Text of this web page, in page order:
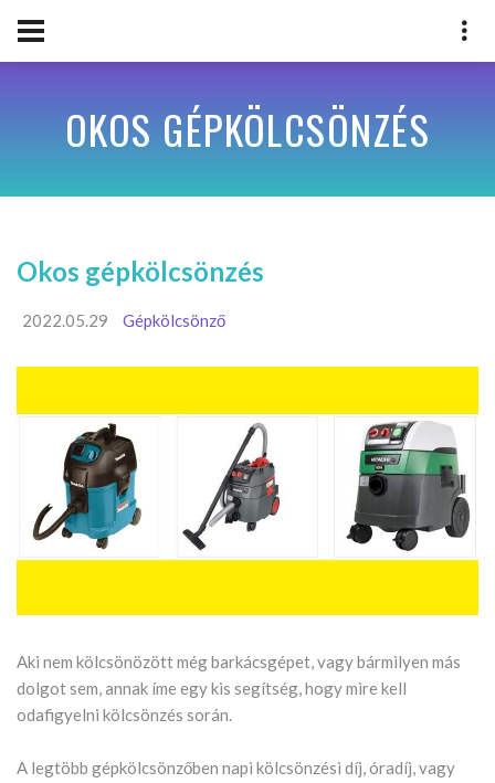
OKOS GÉPKÖLCSÖNZÉS
Okos gépkölcsönzés
2022.05.29 Gépkölcsönző
Aki nem kölcsönözött még barkácsgépet, vagy bármilyen más
dolgot sem, annak íme egy kis segítség, hogy mire kell
odafigyelni kölcsönzés során.
A legtöbb gépkölcsönzőben napi kölcsönzési díj, óradíj, vagy